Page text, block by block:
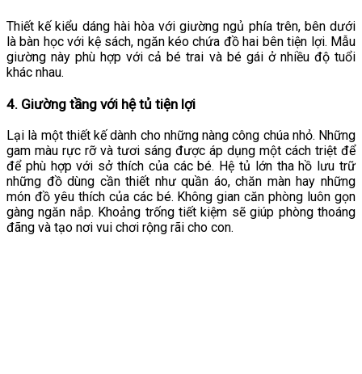
Thiết kế kiểu dáng hài hòa với giường ngủ phía trên, bên dưới
là bàn học với kệ sách, ngăn kéo chứa đồ hai bên tiện lợi. Mẫu
giường này phù hợp với cả bé trai và bé gái ở nhiều độ tuổi
khác nhau.
4. Giường tầng với hệ tủ tiện lợi
Lại là một thiết kế dành cho những nàng công chúa nhỏ. Những
gam màu rực rỡ và tươi sáng được áp dụng một cách triệt để
để phù hợp với sở thích của các bé. Hệ tủ lớn tha hồ lưu trữ
những đồ dùng cần thiết như quần áo, chăn màn hay những
món đồ yêu thích của các bé. Không gian căn phòng luôn gọn
gàng ngăn nắp. Khoảng trống tiết kiệm sẽ giúp phòng thoáng
đãng và tạo nơi vui chơi rộng rãi cho con.